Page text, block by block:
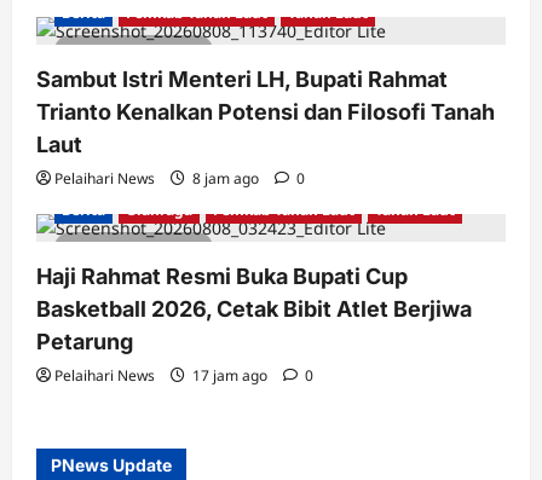
2 minutes read
Berita Pemkab Tanah Laut Tanah Laut
Sambut Istri Menteri LH, Bupati Rahmat
Trianto Kenalkan Potensi dan Filosofi Tanah
Laut
Pelaihari News 8 jam ago 0
2 minutes read
Berita Olahraga Pemkab Tanah Laut Tanah Laut
Haji Rahmat Resmi Buka Bupati Cup
Basketball 2026, Cetak Bibit Atlet Berjiwa
Petarung
Pelaihari News 17 jam ago 0
PNews Update